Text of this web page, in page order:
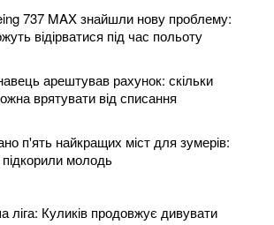
737 MAX знайшли нову проблему:
відірватися під час польоту
арештував рахунок: скільки
врятувати від списання
п'ять найкращих міст для зумерів:
молодь
ліга: Куликів продовжує дивувати